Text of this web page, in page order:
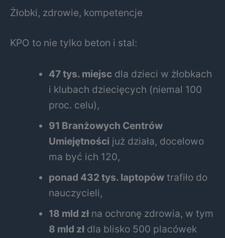
Żłobki, zdrowie, kompetencje
KPO to nie tylko beton i stal:
47 tys. miejsc dla dzieci w żłobkach
i klubach dziecięcych (niemal 100
proc. celu),
91 Branżowych Centrów
Umiejętności już działa, docelowo
ma być ich 120,
ponad 432 tys. laptopów trafiło do
nauczycieli,
18 mld złna ochronę zdrowia, w tym
8 mld złdla blisko 500 placówek